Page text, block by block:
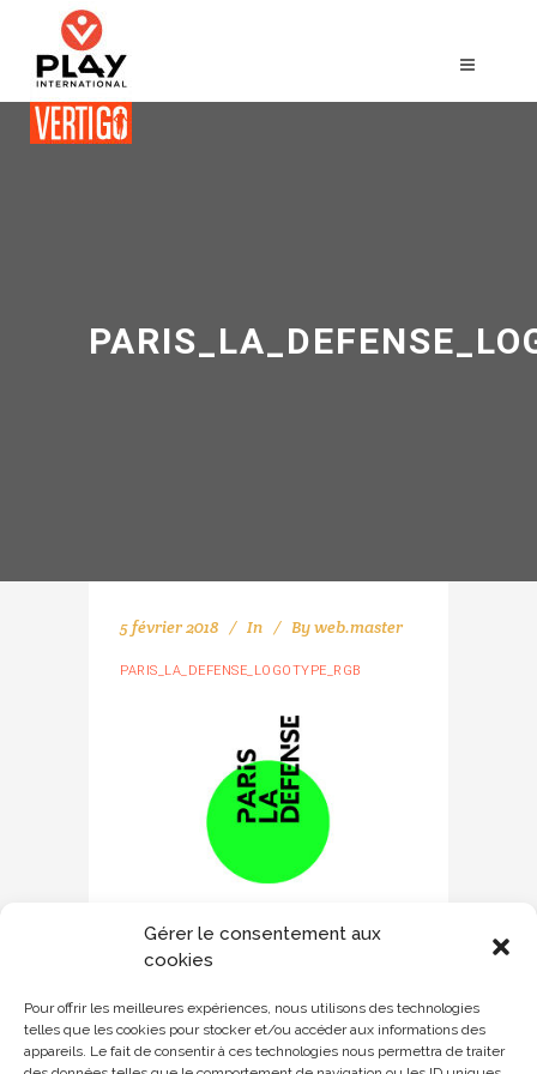
Gérer le consentement aux
cookies
Pour offrir les meilleures expériences, nous utilisons des technologies
telles que les cookies pour stocker et/ou accéder aux informations des
appareils. Le fait de consentir à ces technologies nous permettra de traiter
5 février 2018 In Byweb.master
PARIS_LA_DEFENSE_LOGOTYPE_RGB